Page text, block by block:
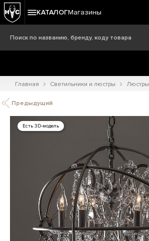
КАТАЛОГМагазины
Главная Светильники и люстры Люстры
Предыдущий
Есть 3D-модель